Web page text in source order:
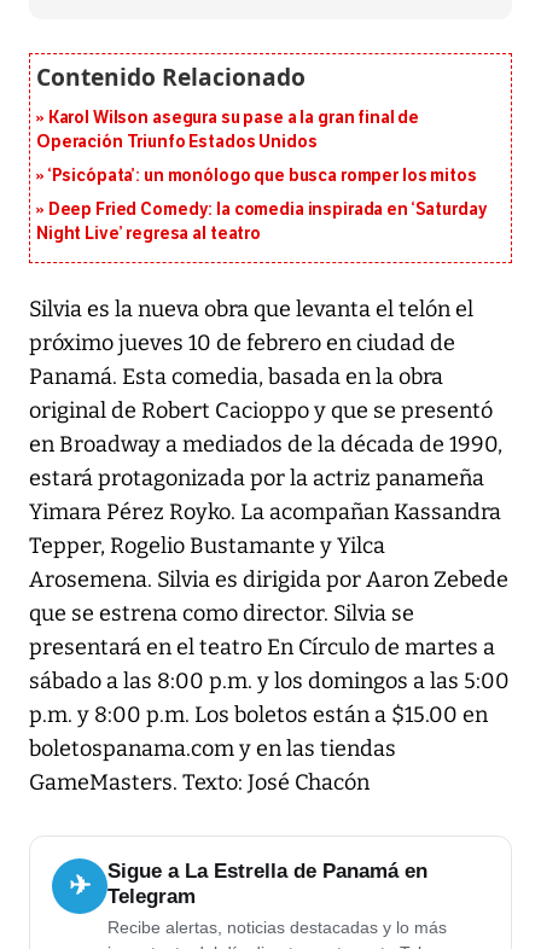
Karol Wilson asegura su pase a la gran final de
Operación Triunfo Estados Unidos
‘Psicópata’: un monólogo que busca romper los mitos
Deep Fried Comedy: la comedia inspirada en ‘Saturday
Night Live’ regresa al teatro
Silvia es la nueva obra que levanta el telón el
próximo jueves 10 de febrero en ciudad de
Panamá. Esta comedia, basada en la obra
original de Robert Cacioppo y que se presentó
en Broadway a mediados de la década de 1990,
estará protagonizada por la actriz panameña
Yimara Pérez Royko. La acompañan Kassandra
Tepper, Rogelio Bustamante y Yilca
Arosemena. Silvia es dirigida por Aaron Zebede
que se estrena como director. Silvia se
presentará en el teatro En Círculo de martes a
sábado a las 8:00 p.m. y los domingos a las 5:00
p.m. y 8:00 p.m. Los boletos están a $15.00 en
boletospanama.com y en las tiendas
GameMasters. Texto: José Chacón
✈
Sigue a La Estrella de Panamá en
Telegram
Recibe alertas, noticias destacadas y lo más